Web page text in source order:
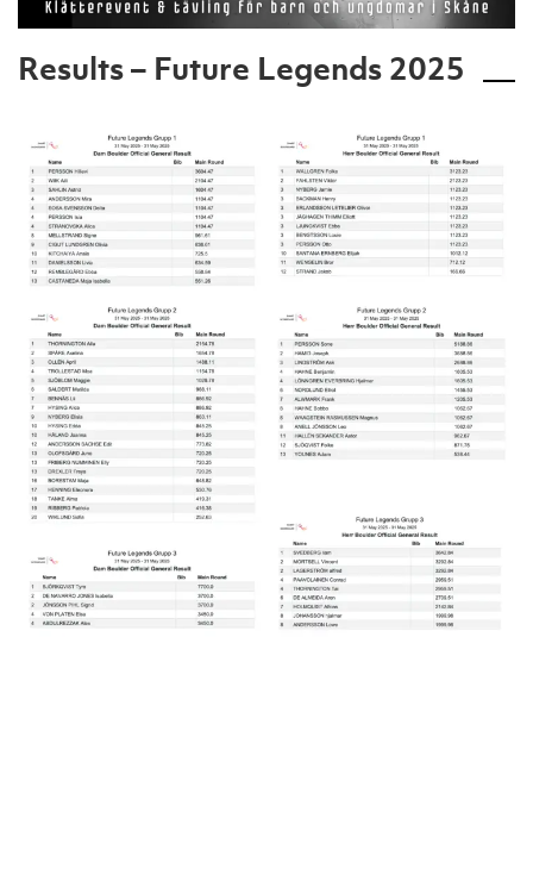
Results – Future Legends 2025